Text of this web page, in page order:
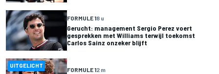
FORMULE 18 u
Gerucht: management Sergio Perez voert
gesprekken met Williams terwijl toekomst
Carlos Sainz onzeker blijft
UITGELICHT
FORMULE 12 m